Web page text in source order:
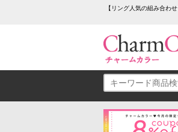
【リング人気の組み合わ